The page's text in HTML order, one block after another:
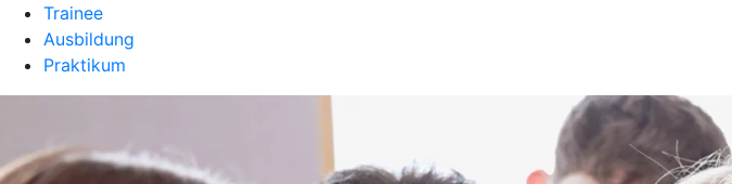
Trainee
Ausbildung
Praktikum